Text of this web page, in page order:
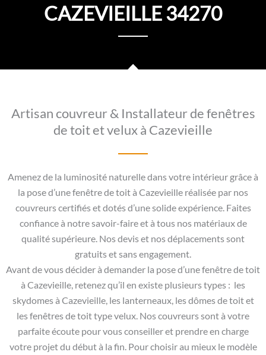
CAZEVIEILLE 34270
Artisan couvreur & Installateur de fenêtres
de toit et velux à Cazevieille
Amenez de la luminosité naturelle dans votre intérieur grâce à
la pose d’une fenêtre de toit à Cazevieille réalisée par nos
couvreurs certifiés et dotés d’une solide expérience. Faites
confiance à notre savoir-faire et à tous nos matériaux de
qualité supérieure. Nos devis et nos déplacements sont
gratuits et sans engagement.
Avant de vous décider à demander la pose d’une fenêtre de toit
à Cazevieille, retenez qu’il en existe plusieurs types : les
skydomes à Cazevieille, les lanterneaux, les dômes de toit et
les fenêtres de toit type velux. Nos couvreurs sont à votre
parfaite écoute pour vous conseiller et prendre en charge
votre projet du début à la fin. Pour choisir au mieux le modèle